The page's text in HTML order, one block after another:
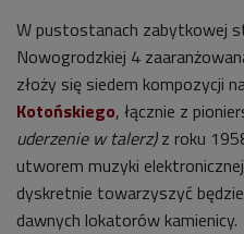
W pustostanach zabytkowej
Nowogrodzkiej 4
złoży się siedem kompozycji
Kotońskiego, łącznie z
uderzenie w talerz)z roku
utworem muzyki
dyskretnie towarzyszyć
dawnych lokatorów kamienicy.